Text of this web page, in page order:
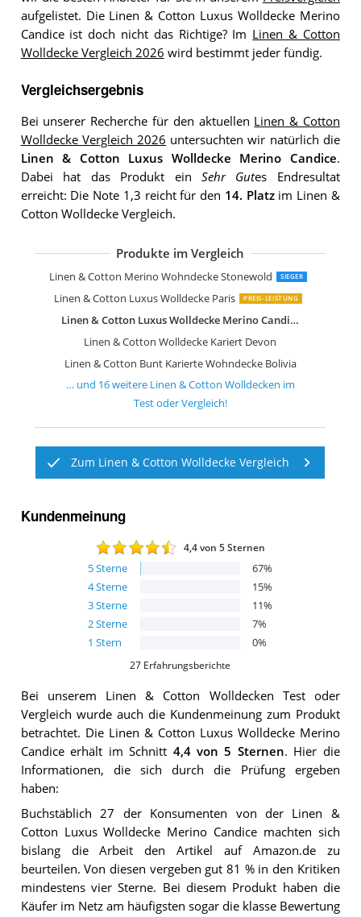
aufgelistet. Die Linen & Cotton Luxus Wolldecke Merino
Candice ist doch nicht das Richtige? Im Linen & Cotton
Wolldecke Vergleich 2026 wird bestimmt jeder fündig.
Vergleichsergebnis
Bei unserer Recherche für den aktuellen Linen & Cotton
Wolldecke Vergleich 2026 untersuchten wir natürlich die
Linen & Cotton Luxus Wolldecke Merino Candice.
Dabei hat das Produkt ein Sehr Gutes Endresultat
erreicht: Die Note 1,3 reicht für den 14. Platzim Linen &
Cotton Wolldecke Vergleich.
Produkte im Vergleich
Linen & Cotton Merino Wohndecke Stonewold SIEGER
Linen & Cotton Luxus Wolldecke Paris PREIS-LEISTUNG
Linen & Cotton Luxus Wolldecke Merino Candice
Linen & Cotton Wolldecke Kariert Devon
Linen & Cotton Bunt Karierte Wohndecke Bolivia
Linen & Cotton Luxus Wolldecke
Linen & Cotton Wolldecke Bunt Maori
Linen & Cotton Luxus Merino
Linen & Cotton Luxus Merino
Linen & Cotton Wolldecke Merino
Linen & Cotton Wolldecke Melody
Linen & Cotton Luxus Wolldecke
Linen & Cotton Luxus Wolldecke
Linen & Cotton Wolldecke Thea
Linen & Cotton Wolldecke Devon
Linen & Cotton Kuscheldecke
… und 16weitere Linen & Cotton Wolldecken im
Test oder Vergleich!
Zum Linen & Cotton Wolldecke Vergleich
Kundenmeinung
4,4von 5 Sternen
5Sterne 67%
4Sterne 15%
3Sterne 11%
2Sterne 7%
1 Stern 0%
27 Erfahrungsberichte
Bei unserem Linen & Cotton Wolldecken Test oder
Vergleich wurde auch die Kundenmeinung zum Produkt
betrachtet. Die Linen & Cotton Luxus Wolldecke Merino
Candiceerhält im Schnitt 4,4von 5 Sternen. Hier die
Informationen, die sich durch die Prüfung ergeben
haben:
Buchstäblich 27 der Konsumenten von der Linen &
Cotton Luxus Wolldecke Merino Candice machten sich
bislang die Arbeit den Artikel auf Amazon.de zu
beurteilen. Von diesen vergeben gut 81 % in den Kritiken
mindestens vier Sterne. Bei diesem Produkt haben die
Käufer im Netz am häufigsten sogar die klasse Bewertung